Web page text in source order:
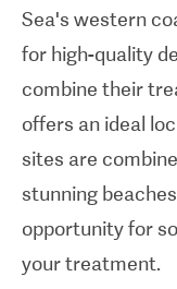
the advantages
The clinic offers
accommodation,
ups, ensuring
smoothly as
Dentaglobal's
luxurious
importantly its
Sea's western
for high-quality
combine their
offers an ideal
sites are
stunning
opportunity for
your treatment.